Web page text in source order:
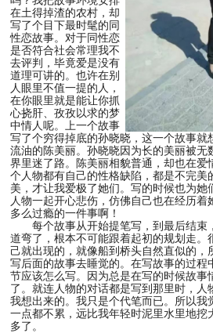
在土得掉渣的农村，却
写了个目下最时髦的同
性恋故事。对于同性恋
是否符合社会常理我不
去评判，毕竟爱是没有
道理可讲的。也许在别
人眼里不值一提的人，
在你眼里就是能让你抓
心挠肝、孜孜以求的梦
中情人呢。上一个故事
写了个穷得掉底的孙晓晓，这一个故事就
流油的陈美丽。孙晓晓因为长的美丽被无
界里迷了路。陈美丽相貌普通，却也在爱
个人物都有自己的性格缺陷，都是不完美
美，才让我爱极了她们。写的时候也为她
人物一起开心悲伤，仿佛自己也在经历着
多么过瘾的一件事啊！
每个故事从开始提笔写，到最后结束
道弯了，根本不可能跟着起初的规划走。
己就出现的，就像船到桥头自然直似的，
写后面的故事去睡觉的。在写故事的过程
节应该怎么写。因为总是在写的时候故事
了。就连人物的对话都是写到那里时，人
我想出来的。我只是个代笔而已。所以我
一点都不累，远比我年轻时泥里水里地挖
多了。